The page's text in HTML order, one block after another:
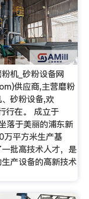
粉机_砂粉设备网
供应商,主营磨粉
砂粉设备,欢
行在。 成立于
落于美丽的浦东新
万平方米生产基
批高技术人才，是
产设备的高新技术